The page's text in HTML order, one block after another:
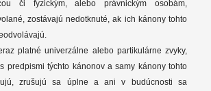
či fyzickým, alebo právnickým osobám,
zostávajú nedotknuté, ak ich kánony tohto
platné univerzálne alebo partikulárne zvyky,
predpismi týchto kánonov a samy kánony tohto
zrušujú sa úplne a ani v budúcnosti sa